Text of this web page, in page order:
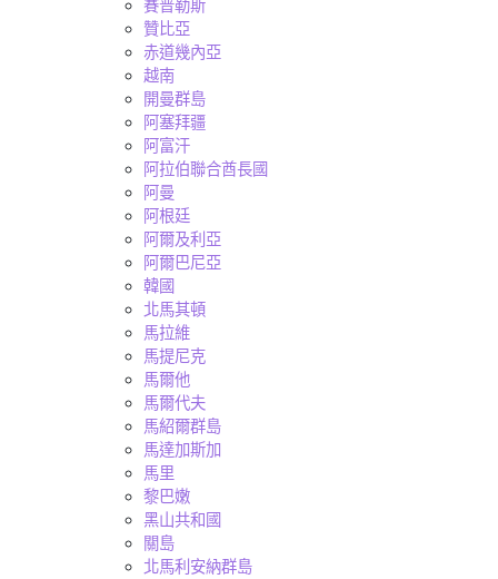
賽普勒斯
贊比亞
赤道幾內亞
越南
開曼群島
阿塞拜疆
阿富汗
阿拉伯聯合酋長國
阿曼
阿根廷
阿爾及利亞
阿爾巴尼亞
韓國
北馬其頓
馬拉維
馬提尼克
馬爾他
馬爾代夫
馬紹爾群島
馬達加斯加
馬里
黎巴嫩
黑山共和國
關島
北馬利安納群島